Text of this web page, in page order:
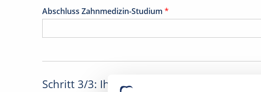
Abschluss Zahnmedizin-Studium *
Schritt 3/3: Ihre Daten